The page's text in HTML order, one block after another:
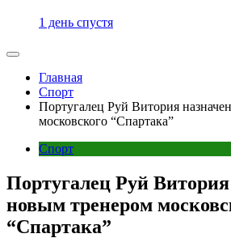
1 день спустя
Главная
Спорт
Португалец Руй Витория
московского “Спартака”
Спорт
Португалец Руй
новым тренером
“Спартака”